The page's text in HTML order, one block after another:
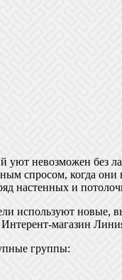
уют невозможен без
спросом, когда они
настенных и
используют
магазин
группы: